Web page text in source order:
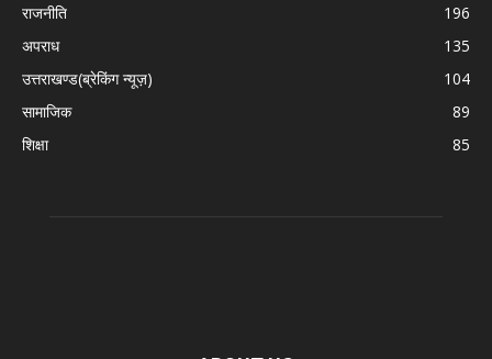
राजनीति
196
अपराध
135
उत्तराखण्ड(ब्रेकिंग न्यूज़)
104
सामाजिक
89
शिक्षा
85